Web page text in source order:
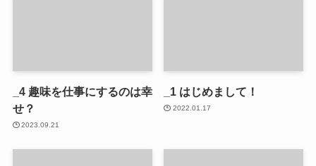
_4 趣味を仕事にするのは幸
せ？
2023.09.21
_1 はじめまして！
2022.01.17